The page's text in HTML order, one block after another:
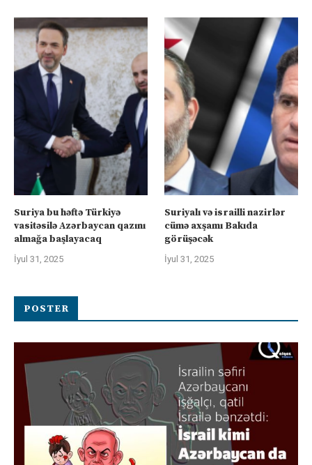
Suriya bu həftə Türkiyə
vasitəsilə Azərbaycan qazını
almağa başlayacaq
İyul 31, 2025
Suriyalı və israilli nazirlər
cümə axşamı Bakıda
görüşəcək
İyul 31, 2025
POSTER